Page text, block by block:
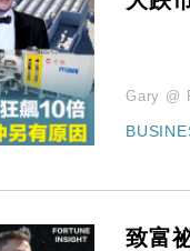
Gary @
致富